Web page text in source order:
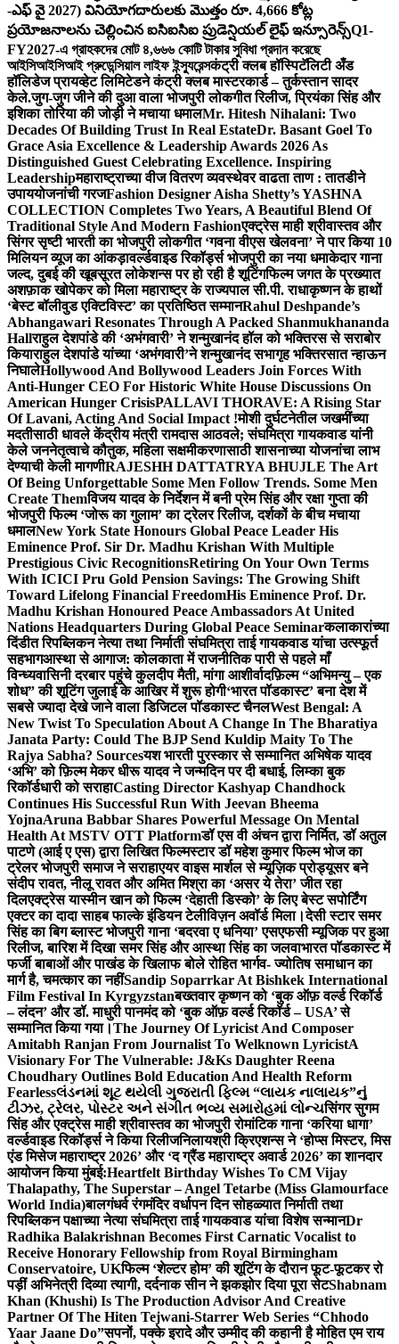
-ఎఫ్ వై 2027) వినియోగదారులకు మొత్తం రూ. 4,666 కోట్ల
ప్రయోజనాలను చెల్లించిన ఐసిఐసిఐ ప్రుడెన్షియల్ లైఫ్ ఇన్సూరెన్స్Q1-
FY2027-এ গ্রাহকদের মোট ৪,৬৬৬ কোটি টাকার সুবিধা প্রদান করেছে
আইসিআইসিআই প্রুডেন্সিয়াল লাইফ ইন্স্যুরেন্সकंट्री क्लब हॉस्पिटॅलिटी अँड
हॉलिडेज प्रायव्हेट लिमिटेडने कंट्री क्लब मास्टरकार्ड – तुर्कस्तान सादर
केले.जुग-जुग जीने की दुआ वाला भोजपुरी लोकगीत रिलीज, प्रियंका सिंह और
इशिका तोरिया की जोड़ी ने मचाया धमालMr. Hitesh Nihalani: Two
Decades Of Building Trust In Real EstateDr. Basant Goel To
Grace Asia Excellence & Leadership Awards 2026 As
Distinguished Guest Celebrating Excellence. Inspiring
Leadershipमहाराष्ट्राच्या वीज वितरण व्यवस्थेवर वाढता ताण : तातडीने
उपाययोजनांची गरजFashion Designer Aisha Shetty’s YASHNA
COLLECTION Completes Two Years, A Beautiful Blend Of
Traditional Style And Modern Fashionएक्ट्रेस माही श्रीवास्तव और
सिंगर सृष्टी भारती का भोजपुरी लोकगीत ‘गवना वीएस खेलवना’ ने पार किया 10
मिलियन व्यूज का आंकड़ावर्ल्डवाइड रिकॉर्ड्स भोजपुरी का नया धमाकेदार गाना
जल्द, दुबई की खूबसूरत लोकेशन्स पर हो रही है शूटिंगफिल्म जगत के प्रख्यात
अशफ़ाक खोपेकर को मिला महाराष्ट्र के राज्यपाल सी.पी. राधाकृष्णन के हाथों
‘बेस्ट बॉलीवुड एक्टिविस्ट’ का प्रतिष्ठित सम्मानRahul Deshpande’s
Abhangawari Resonates Through A Packed Shanmukhananda
Hallराहुल देशपांडे की ‘अभंगवारी’ ने शन्मुखानंद हॉल को भक्तिरस से सराबोर
कियाराहुल देशपांडे यांच्या ‘अभंगवारी’ने शन्मुखानंद सभागृह भक्तिरसात न्हाऊन
निघालेHollywood And Bollywood Leaders Join Forces With
Anti-Hunger CEO For Historic White House Discussions On
American Hunger CrisisPALLAVI THORAVE: A Rising Star
Of Lavani, Acting And Social Impact !मोशी दुर्घटनेतील जखमींच्या
मदतीसाठी धावले केंद्रीय मंत्री रामदास आठवले; संघमित्रा गायकवाड यांनी
केले जननेतृत्वाचे कौतुक, महिला सक्षमीकरणासाठी शासनाच्या योजनांचा लाभ
देण्याची केली मागणीRAJESHH DATTATRYA BHUJLE The Art
Of Being Unforgettable Some Men Follow Trends. Some Men
Create Themविजय यादव के निर्देशन में बनी प्रेम सिंह और रक्षा गुप्ता की
भोजपुरी फिल्म ‘जोरू का गुलाम’ का ट्रेलर रिलीज, दर्शकों के बीच मचाया
धमालNew York State Honours Global Peace Leader His
Eminence Prof. Sir Dr. Madhu Krishan With Multiple
Prestigious Civic RecognitionsRetiring On Your Own Terms
With ICICI Pru Gold Pension Savings: The Growing Shift
Toward Lifelong Financial FreedomHis Eminence Prof. Dr.
Madhu Krishan Honoured Peace Ambassadors At United
Nations Headquarters During Global Peace Seminarकलाकारांच्या
दिंडीत रिपब्लिकन नेत्या तथा निर्माती संघमित्रा ताई गायकवाड यांचा उत्स्फूर्त
सहभागआस्था से आगाज: कोलकाता में राजनीतिक पारी से पहले माँ
विन्ध्यवासिनी दरबार पहुंचे कुलदीप मैती, मांगा आशीर्वादफ़िल्म “अभिमन्यु – एक
शोध” की शूटिंग जुलाई के आखिर में शुरू होगी‘भारत पॉडकास्ट’ बना देश में
सबसे ज्यादा देखे जाने वाला डिजिटल पॉडकास्ट चैनलWest Bengal: A
New Twist To Speculation About A Change In The Bharatiya
Janata Party: Could The BJP Send Kuldip Maity To The
Rajya Sabha? Sourcesयश भारती पुरस्कार से सम्मानित अभिषेक यादव
‘अभि’ को फ़िल्म मेकर धीरू यादव ने जन्मदिन पर दी बधाई, लिम्का बुक
रिकॉर्डधारी को सराहाCasting Director Kashyap Chandhock
Continues His Successful Run With Jeevan Bheema
YojnaAruna Babbar Shares Powerful Message On Mental
Health At MSTV OTT Platformडॉ एस वी अंचन द्वारा निर्मित, डॉ अतुल
पाटणे (आई ए एस) द्वारा लिखित फिल्मस्टार डॉ महेश कुमार फिल्म भोज का
ट्रेलर भोजपुरी समाज ने सराहाएयर वाइस मार्शल से म्यूज़िक प्रोड्यूसर बने
संदीप रावत, नीलू रावत और अमित मिश्रा का ‘असर ये तेरा’ जीत रहा
दिलएक्ट्रेस यास्मीन खान को फिल्म ‘देहाती डिस्को’ के लिए बेस्ट सपोर्टिंग
एक्टर का दादा साहब फाल्के इंडियन टेलीविज़न अवॉर्ड मिला।देसी स्टार समर
सिंह का बिग ब्लास्ट भोजपुरी गाना ‘बदरवा ए धनिया’ एसएफसी म्यूजिक पर हुआ
रिलीज, बारिश में दिखा समर सिंह और आस्था सिंह का जलवाभारत पॉडकास्ट में
फर्जी बाबाओं और पाखंड के खिलाफ बोले रोहित भार्गव- ज्योतिष समाधान का
मार्ग है, चमत्कार का नहींSandip Soparrkar At Bishkek International
Film Festival In Kyrgyzstanबख्तवार कृष्णन को ‘बुक ऑफ़ वर्ल्ड रिकॉर्ड
– लंदन’ और डॉ. माधुरी पानमंद को ‘बुक ऑफ़ वर्ल्ड रिकॉर्ड – USA’ से
सम्मानित किया गया।The Journey Of Lyricist And Composer
Amitabh Ranjan From Journalist To Welknown LyricistA
Visionary For The Vulnerable: J&Ks Daughter Reena
Choudhary Outlines Bold Education And Health Reform
Fearlessલંડનમાં શૂટ થયેલી ગુજરાતી ફિલ્મ “લાયક નાલાયક”નું
ટીઝર, ટ્રેલર, પોસ્ટર અને સંગીત ભવ્ય સમારોહમાં લોન્ચसिंगर सुगम
सिंह और एक्ट्रेस माही श्रीवास्तव का भोजपुरी रोमांटिक गाना ‘करिया धागा’
वर्ल्डवाइड रिकॉर्ड्स ने किया रिलीजनिलायश्री क्रिएशन्स ने ‘होप्स मिस्टर, मिस
एंड मिसेज महाराष्ट्र 2026’ और ‘द ग्रैंड महाराष्ट्र अवार्ड 2026’ का शानदार
आयोजन किया मुंबई:Heartfelt Birthday Wishes To CM Vijay
Thalapathy, The Superstar – Angel Tetarbe (Miss Glamourface
World India)बालगंधर्व रंगमंदिर वर्धापन दिन सोहळ्यात निर्माती तथा
रिपब्लिकन पक्षाच्या नेत्या संघमित्रा ताई गायकवाड यांचा विशेष सन्मानDr
Radhika Balakrishnan Becomes First Carnatic Vocalist to
Receive Honorary Fellowship from Royal Birmingham
Conservatoire, UKफिल्म ‘शेल्टर होम’ की शूटिंग के दौरान फूट-फूटकर रो
पड़ीं अभिनेत्री दिव्या त्यागी, दर्दनाक सीन ने झकझोर दिया पूरा सेटShabnam
Khan (Khushi) Is The Production Advisor And Creative
Partner Of The Hiten Tejwani-Starrer Web Series “Chhodo
Yaar Jaane Do”सपनों, पक्के इरादे और उम्मीद की कहानी है मोहित एम राय